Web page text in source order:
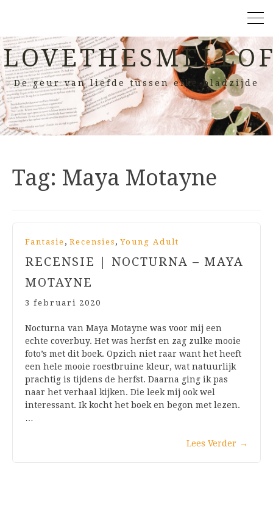
De geur van liefde tussen elke bladzijde
Tag: Maya Motayne
Fantasie , Recensies , Young Adult
RECENSIE | NOCTURNA – MAYA
MOTAYNE
3 februari 2020
Nocturna van Maya Motayne was voor mij een
echte coverbuy. Het was herfst en zag zulke mooie
foto’s met dit boek. Opzich niet raar want het heeft
een hele mooie roestbruine kleur, wat natuurlijk
prachtig is tijdens de herfst. Daarna ging ik pas
naar het verhaal kijken. Die leek mij ook wel
interessant. Ik kocht het boek en begon met lezen.
Lees Verder →